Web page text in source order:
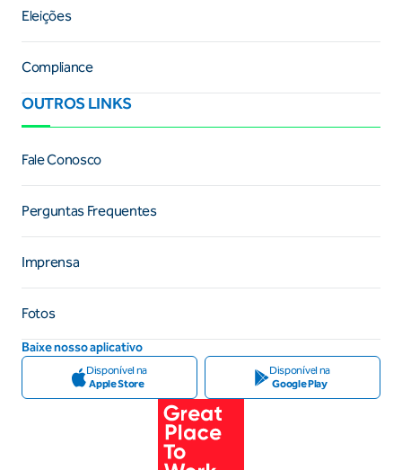
Eleições
Compliance
OUTROS LINKS
Fale Conosco
Perguntas Frequentes
Imprensa
Fotos
Baixe nosso aplicativo
Disponível na
Apple Store
Disponível na
Google Play